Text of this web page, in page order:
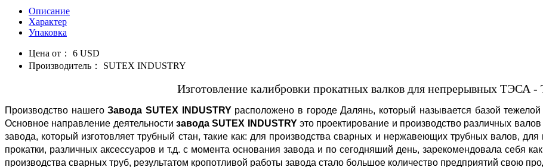
Описание
Характер
Упаковка
Цена от：
6 USD
Производитель：
SUTEX INDUSTRY
Изготовление калибровки прокатных валков для непрерывных ТЭСА-
Производство нашегоЗавода SUTEX INDUSTRY расположено в городе Далянь, который называется базой
Основное направление деятельности завода SUTEX INDUSTRYэто проектирование и производство различных
завода, который изготовляет трубный стан, такие как: для производства сварных и нержавеющих трубных валов,
прокатки, различных аксессуаров и т.д. с момента основания завода и по сегодняший день, зарекомендовала себя
производства сварных труб, результатом кропотливой работы завода стало большое количество предприятий свою